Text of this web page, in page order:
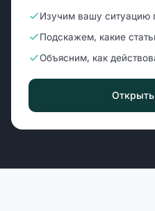
Изучим вашу ситуацию
Подскажем, какие
Объясним, как